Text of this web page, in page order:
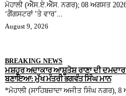
ਮੋਹਾਲੀ (ਐੱਸ.ਏ.ਐੱਸ. ਨਗਰ); 08 ਅਗਸਤ
‘ਗੈਂਗਸਟਰਾਂ ’ਤੇ ਵਾਰ’...
August 9, 2026
BREAKING NEWS
ਮਸ਼ਹੂਰ ਅਦਾਕਾਰ ਆਸ਼ੂਤੋਸ਼ ਰਾਣਾ ਦੀ ਦਮਦਾਰ
ਬਣਾਇਆ: ਮੁੱਖ ਮੰਤਰੀ ਭਗਵੰਤ ਸਿੰਘ ਮਾਨ
*ਮੋਹਾਲੀ (ਸਾਹਿਬਜ਼ਾਦਾ ਅਜੀਤ ਸਿੰਘ ਨਗਰ),